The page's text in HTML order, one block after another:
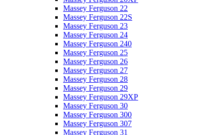
Massey Ferguson 22
Massey Ferguson 22S
Massey Ferguson 23
Massey Ferguson 24
Massey Ferguson 240
Massey Ferguson 25
Massey Ferguson 26
Massey Ferguson 27
Massey Ferguson 28
Massey Ferguson 29
Massey Ferguson 29XP
Massey Ferguson 30
Massey Ferguson 300
Massey Ferguson 307
Massey Ferguson 31